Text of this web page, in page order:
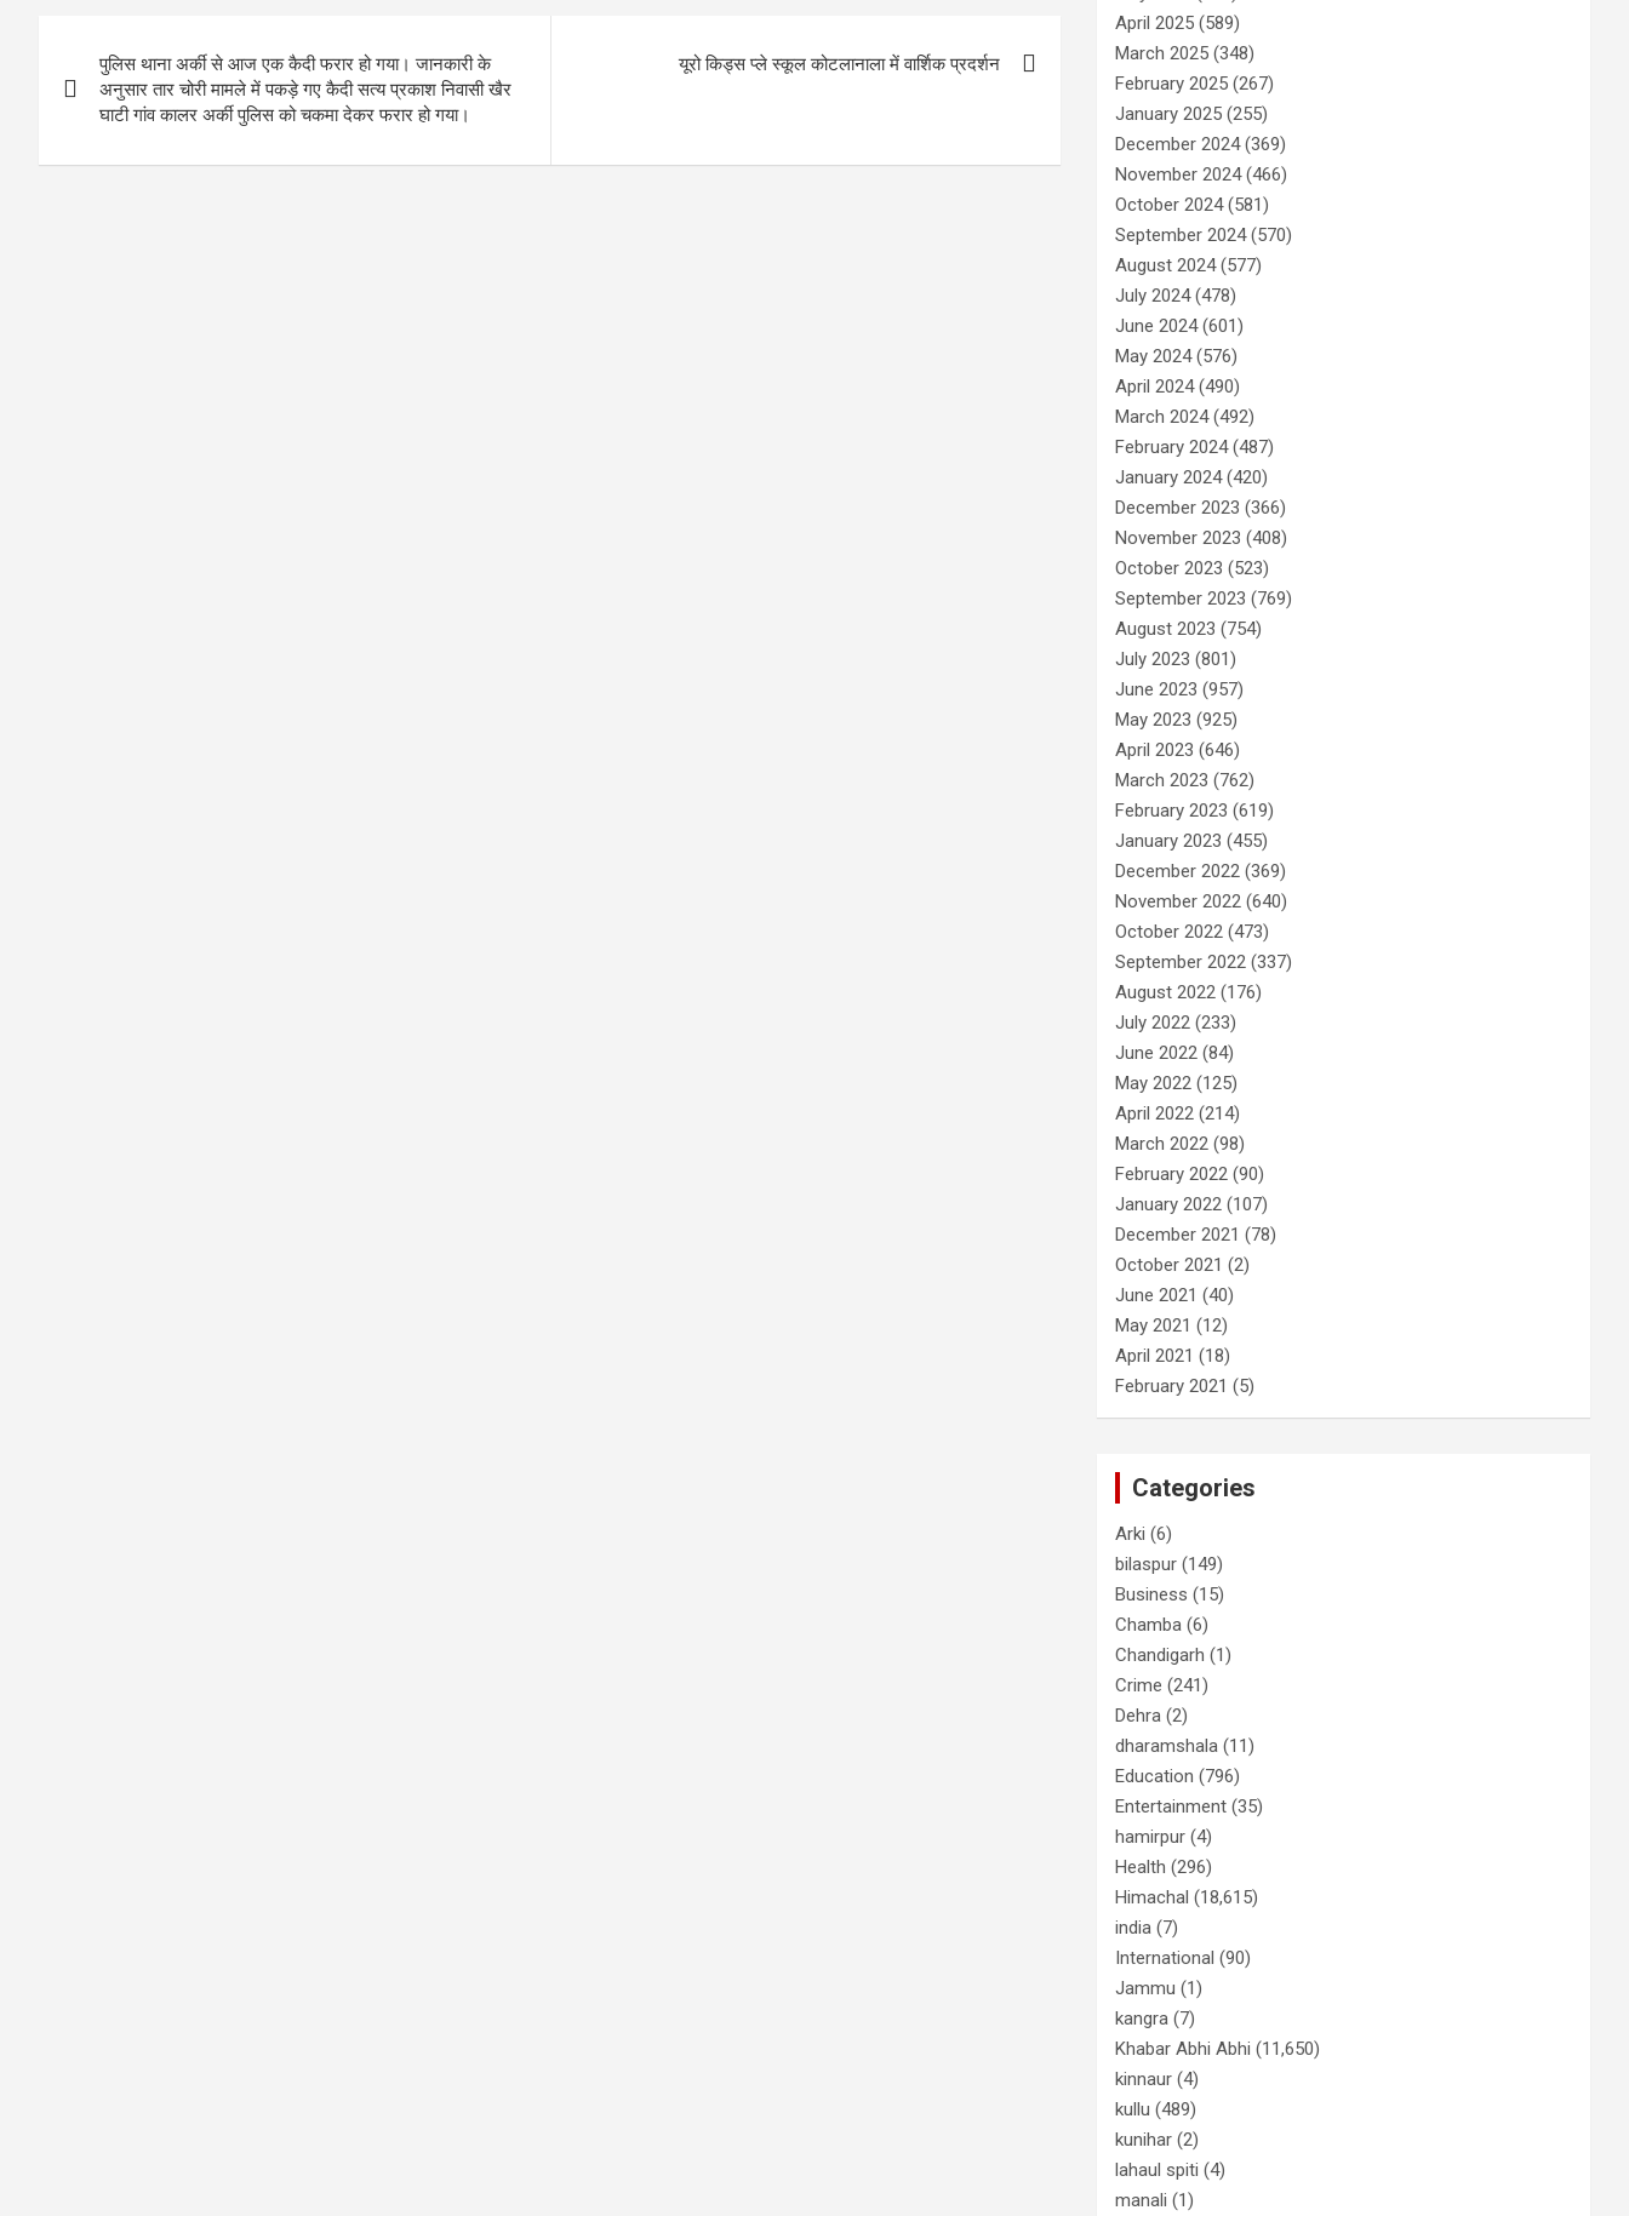
navigation
पुलिस थाना अर्की से आज एक कैदी फरार हो गया। जानकारी के
अनुसार तार चोरी मामले में पकड़े गए कैदी सत्य प्रकाश निवासी खैर
घाटी गांव कालर अर्की पुलिस को चकमा देकर फरार हो गया।
यूरो किड्स प्ले स्कूल कोटलानाला में वार्शिक प्रदर्शन
April 2025 (589)
March 2025 (348)
February 2025 (267)
January 2025 (255)
December 2024(369)
November 2024(466)
October 2024(581)
September 2024(570)
August 2024(577)
July 2024(478)
June 2024(601)
May 2024(576)
April 2024(490)
March 2024(492)
February 2024(487)
January 2024(420)
December 2023 (366)
November 2023 (408)
October 2023 (523)
September 2023 (769)
August 2023 (754)
July 2023 (801)
June 2023 (957)
May 2023 (925)
April 2023 (646)
March 2023 (762)
February 2023 (619)
January 2023 (455)
December 2022 (369)
November 2022 (640)
October 2022 (473)
September 2022 (337)
August 2022 (176)
July 2022 (233)
June 2022 (84)
May 2022 (125)
April 2022 (214)
March 2022 (98)
February 2022 (90)
January 2022 (107)
December 2021 (78)
October 2021 (2)
June 2021 (40)
May 2021 (12)
April 2021 (18)
February 2021 (5)
Categories
Arki (6)
bilaspur (149)
Business (15)
Chamba (6)
Chandigarh (1)
Crime (241)
Dehra (2)
dharamshala (11)
Education (796)
Entertainment (35)
hamirpur (4)
Health (296)
Himachal (18,615)
india (7)
International (90)
Jammu (1)
kangra (7)
Khabar Abhi Abhi (11,650)
kinnaur (4)
kullu (489)
kunihar (2)
lahaul spiti (4)
manali (1)